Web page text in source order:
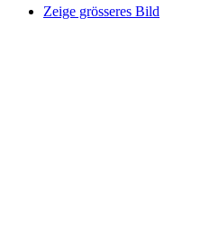
Zeige grösseres Bild